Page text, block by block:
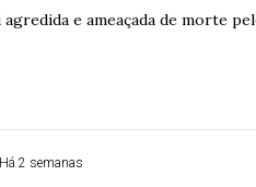
e ameaçada de morte
Há 2 semanas